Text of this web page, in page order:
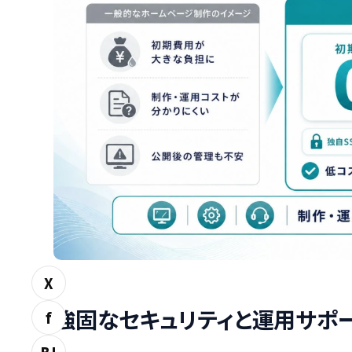
X
f 強固なセキュリティと運用サポ